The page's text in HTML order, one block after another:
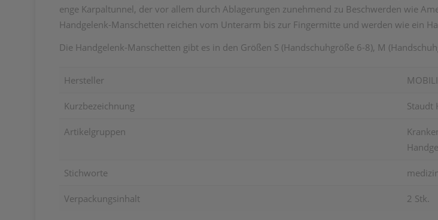
enge Karpaltunnel, der vor allem durch Ablagerungen zunehmend zu Beschwerden wie
Handgelenk-Manschetten reichen vom Unterarm bis zur Fingermitte und werden wie ein
Die Handgelenk-Manschetten gibt es in den Größen S (Handschuhgröße 6-8), M
Hersteller
Kurzbezeichnung Staudt
Artikelgruppen
Stichworte
Verpackungsinhalt 2 Stk.